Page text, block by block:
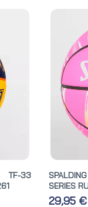
TF-33
SERIES
29,95 €